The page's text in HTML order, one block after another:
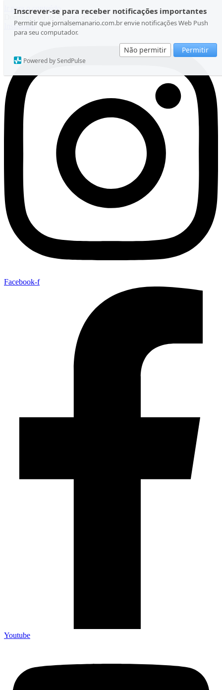
Inscrever-se para receber notificações importantes
Permitir que jornalsemanario.com.br envie notificações Web Push
para seu computador.
Não permitir Permitir
Powered by SendPulse
Ir para o conteúdo
Domingo, 09 de Agosto de 2026
Instagram
Facebook-f
Youtube